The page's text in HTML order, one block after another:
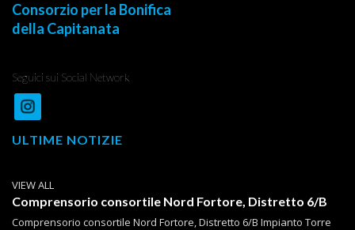
Consorzio per la Bonifica
della Capitanata
Seguici sui Social Network
ULTIME NOTIZIE
VIEW ALL
Comprensorio consortile Nord Fortore, Distretto 6/B
Comprensorio consortile Nord Fortore, Distretto 6/B Impianto Torre